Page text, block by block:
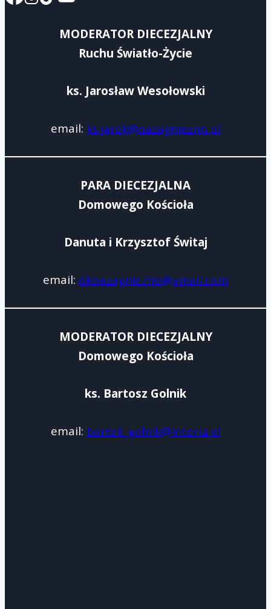
MODERATOR DIECEZJALNY
Ruchu Światło-Życie
ks. Jarosław Wesołowski
email: ks.jarek@oazagniezno.pl
PARA DIECEZJALNA
Domowego Kościoła
Danuta i Krzysztof Świtaj
email: dkoazagniezno@gmail.com
MODERATOR DIECEZJALNY
Domowego Kościoła
ks. Bartosz Golnik
email: bartek_golnik@interia.pl